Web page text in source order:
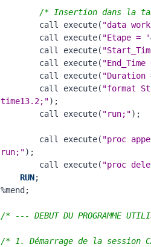
/* Insertion dans la
        call execute(
"data
        call execute(
"Etape = '
        call execute(
        call execute(
        call execute(
"Duration
        call execute(
"format
time13.2;");
        call execute(
"run;");
        call execute(
"proc
run;");
        call execute(
"proc
RUN;
%mend;
/* --- DEBUT DU PROGRAMME
/* 1. Démarrage de la session